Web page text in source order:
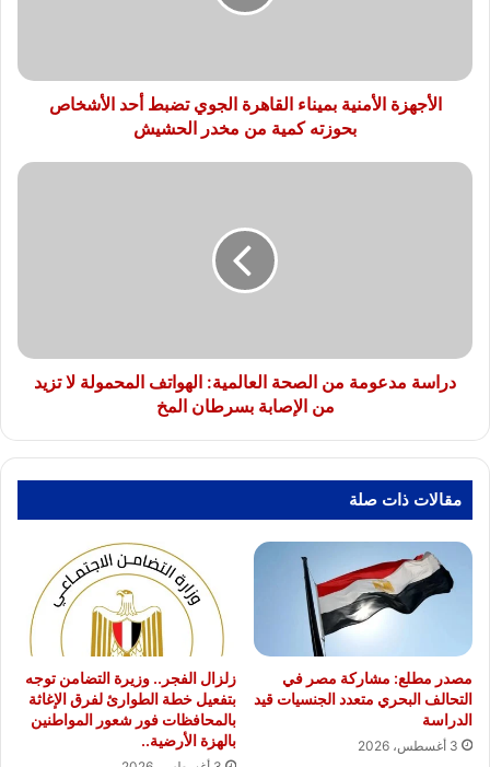
بحوزته
الحشيش
الأجهزة الأمنية بميناء القاهرة الجوي تضبط أحد الأشخاص
بحوزته كمية من مخدر الحشيش
دراسة
تزيد
مندراسة مدعومة من الصحة العالمية: الهواتف المحمولة لا تزيد
من الإصابة بسرطان المخ
مقالات ذات صلة
مصدر مطلع: مشاركة مصر في
التحالف البحري متعدد الجنسيات قيد
الدراسة
3 أغسطس، 2026
زلزال الفجر.. وزيرة التضامن توجه
بتفعيل خطة الطوارئ لفرق الإغاثة
بالمحافظات فور شعور المواطنين
بالهزة الأرضية..